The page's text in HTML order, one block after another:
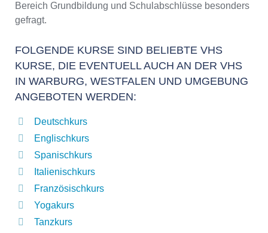
Bereich Grundbildung und Schulabschlüsse besonders
gefragt.
FOLGENDE KURSE SIND BELIEBTE VHS
KURSE, DIE EVENTUELL AUCH AN DER VHS
IN WARBURG, WESTFALEN UND UMGEBUNG
ANGEBOTEN WERDEN:
Deutschkurs
Englischkurs
Spanischkurs
Italienischkurs
Französischkurs
Yogakurs
Tanzkurs